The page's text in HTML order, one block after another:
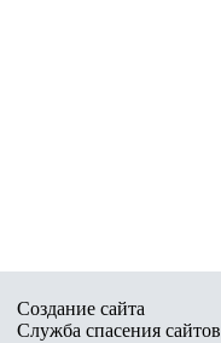
Создание сайта
Служба спасения сайтов